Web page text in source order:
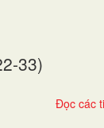
33)
Đọc các